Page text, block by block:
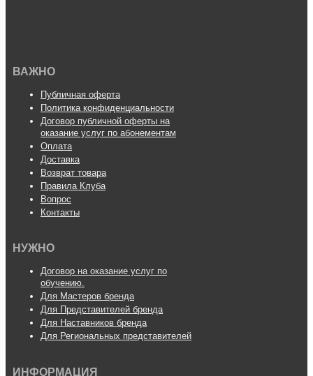
ВАЖНО
Публичная оферта
Политика конфиденциальности
Договор публичной оферты на
оказание услуг по абонементам
Оплата
Доставка
Возврат товара
Правила Клуба
Вопрос
Контакты
НУЖНО
Договор на оказание услуг по
обучению.
Для Мастеров бренда
Для Представителей бренда
Для Наставников бренда
Для Региональных представителей
ИНФОРМАЦИЯ